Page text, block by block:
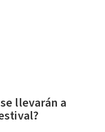
llevarán a